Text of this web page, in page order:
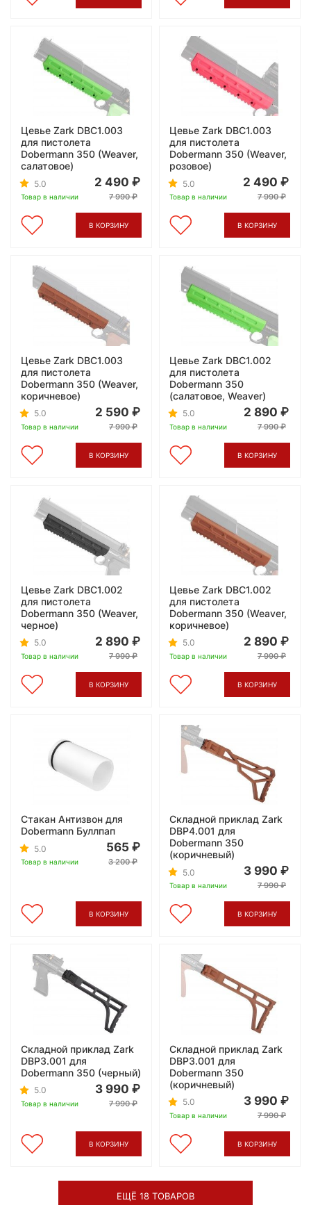
Цевье Zark DBC1.003
для пистолета
Dobermann 350 (Weaver,
салатовое)
5.0
Товар в наличии
2 490
7 990
В КОРЗИНУ
Цевье Zark DBC1.003
для пистолета
Dobermann 350 (Weaver,
розовое)
5.0
Товар в наличии
2 490
7 990
В КОРЗИНУ
Цевье Zark DBC1.003
для пистолета
Dobermann 350 (Weaver,
коричневое)
5.0
Товар в наличии
2 590
7 990
В КОРЗИНУ
Цевье Zark DBC1.002
для пистолета
Dobermann 350
(салатовое, Weaver)
5.0
Товар в наличии
2 890
7 990
В КОРЗИНУ
Цевье Zark DBC1.002
для пистолета
Dobermann 350 (Weaver,
черное)
5.0
Товар в наличии
2 890
7 990
В КОРЗИНУ
Цевье Zark DBC1.002
для пистолета
Dobermann 350 (Weaver,
коричневое)
5.0
Товар в наличии
2 890
7 990
В КОРЗИНУ
Стакан Антизвон для
Dobermann Буллпап
5.0
Товар в наличии
565
3 200
В КОРЗИНУ
Складной приклад Zark
DBP4.001 для
Dobermann 350
(коричневый)
5.0
Товар в наличии
3 990
7 990
В КОРЗИНУ
Складной приклад Zark
DBP3.001 для
Dobermann 350 (черный)
5.0
Товар в наличии
3 990
7 990
В КОРЗИНУ
Складной приклад Zark
DBP3.001 для
Dobermann 350
(коричневый)
5.0
Товар в наличии
3 990
7 990
В КОРЗИНУ
ЕЩЁ 18 ТОВАРОВ